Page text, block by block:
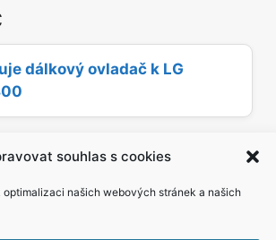
dálkový ovladač k LG
souhlas s cookies
optimalizaci našich webových stránek a našich